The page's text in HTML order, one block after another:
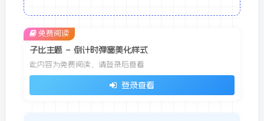
子比主题 – 倒计时弹窗美化样式
此内容为免费阅读，请登录后查看
登录查看
免费阅读